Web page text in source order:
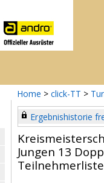
Home > click-TT >
Ergebnishistorie
Jungen 13
Teilnehmerliste